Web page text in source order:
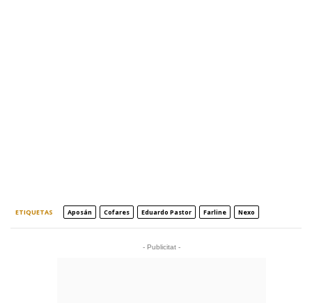
ETIQUETAS Aposán Cofares Eduardo Pastor Farline Nexo
- Publicitat -